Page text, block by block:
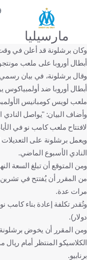
مارسيليا
9
وكان برشلونة قد أعلن في
أبطال أوروبا على ملعب
وقال برشلونة، في بيان رسمي:
ملعب لويس كومبانيس
وأضاف البيان: "يواصل النادي
لافتتاح ملعب كامب نو في
ويعمل برشلونة على
النادي الأسبوع الماضي.
مرات عدة.
دولار).
برنابيو.